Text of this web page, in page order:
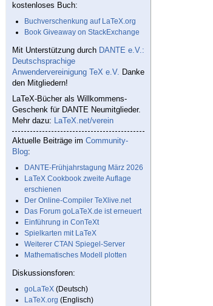
ct} *Haupttermin}{}}
kostenloses Buch:
Buchverschenkung auf LaTeX.org
Book Giveaway on StackExchange
Mit Unterstützung durch DANTE e.V.:
Deutschsprachige
Anwendervereinigung TeX e.V. Danke
den Mitgliedern!
LaTeX-Bücher als Willkommens-
Geschenk für DANTE Neumitglieder.
Mehr dazu: LaTeX.net/verein
Aktuelle Beiträge im Community-
Blog:
DANTE-Frühjahrstagung März 2026
LaTeX Cookbook zweite Auflage
erschienen
Der Online-Compiler TeXlive.net
Das Forum goLaTeX.de ist erneuert
Einführung in ConTeXt
Spielkarten mit LaTeX
Weiterer CTAN Spiegel-Server
Mathematisches Modell plotten
Diskussionsforen:
goLaTeX (Deutsch)
LaTeX.org (Englisch)